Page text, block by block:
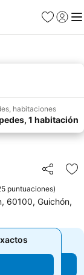
Favoritos
Iniciar
habitaciones
1 habitación
Compartir
puntuaciones)
60100, Guichón,